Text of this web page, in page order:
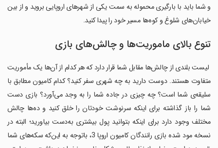
و شما باید با بارگیری محموله به سمت یکی از شهرهای اروپایی بروید و از بین
خیابان‌های شلوغ و کوه‌ها مسیر خود را پیدا کنید.
تنوع بالای ماموریت‌ها و چالش‌های بازی
‏ لیست بلندی از چالش‌ها مقابل شما قرار دارد که هر کدام از آن‌ها یک مأموریت
متفاوت هستند. دوست دارید به چه شهری سفر کنید؟ کدام کامیون مطابق با
سلیقه‌ی شما است؟ چه چیزی در جاده شما را به وجد می‌آورد؟ بازی دست
شما را باز گذاشته برای اینکه سرنوشت خودتان را خلق کنید و ده‌ها چالش
مختلف وجود دارد برای اینکه بتوانید پول بیشتری به‌دست بیاورید؛ البته در
نسخه مود شده بازی رانندگان کامیون اروپا 3، باتوجه به این‌که سکه‌های شما